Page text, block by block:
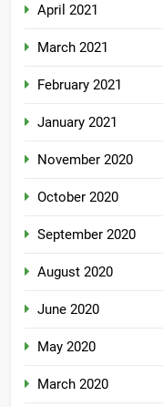
April 2021
March 2021
February 2021
January 2021
November 2020
October 2020
September 2020
August 2020
June 2020
May 2020
March 2020